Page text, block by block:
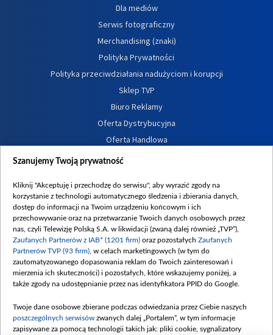
Dla mediów
Serwis fotograficzny
Merchandising (znaki)
Polityka Prywatności
Polityka przeciwdziałania nadużyciom i korupcji
Sklep TVP
Biuro Reklamy
Oferta Dystrybucyjna
Oferta Handlowa
Dostępność
Procedura zgłoszeń wewnętrznych
Szanujemy Twoją prywatność
Kliknij "Akceptuję i przechodzę do serwisu", aby wyrazić zgody na
korzystanie z technologii automatycznego śledzenia i zbierania danych,
dostęp do informacji na Twoim urządzeniu końcowym i ich
przechowywanie oraz na przetwarzanie Twoich danych osobowych przez
nas, czyli Telewizję Polską S.A. w likwidacji (zwaną dalej również „TVP”),
Zaufanych Partnerów z IAB* (1201 firm) oraz pozostałych Zaufanych
Partnerów TVP (93 firm) , w celach marketingowych (w tym do
zautomatyzowanego dopasowania reklam do Twoich zainteresowań i
mierzenia ich skuteczności) i pozostałych, które wskazujemy poniżej, a
także zgody na udostępnianie przez nas identyfikatora PPID do Google.
Twoje dane osobowe zbierane podczas odwiedzania przez Ciebie naszych
poszczególnych serwisów zwanych dalej „Portalem”, w tym informacje
zapisywane za pomocą technologii takich jak: pliki cookie, sygnalizatory